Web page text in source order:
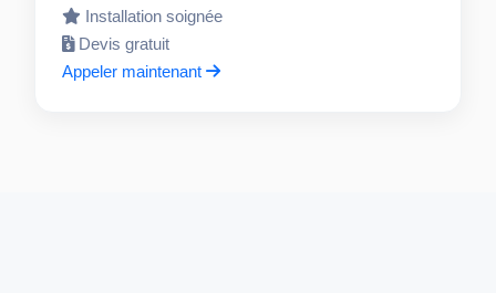
Installation soignée
Devis gratuit
Appeler maintenant